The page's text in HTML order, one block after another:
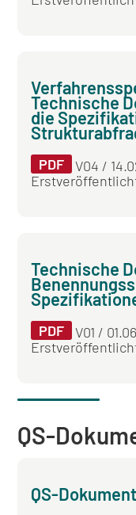
Technische
die
PDF
V04 /
Technische
PDF
V01 /
QS-
QS-